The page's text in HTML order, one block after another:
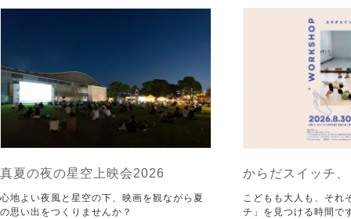
真夏の夜の星空上映会2026
心地よい夜風と星空の下、映画を観ながら夏
の思い出をつくりませんか？
からだスイッチ
こどもも大人も、それ
チ」を見つける時間で